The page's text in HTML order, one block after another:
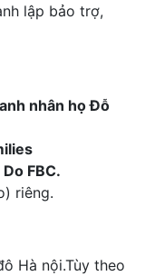
lập bảo trợ,
nhân họ Đỗ
FBC.
riêng.
Hà nội.Tùy theo